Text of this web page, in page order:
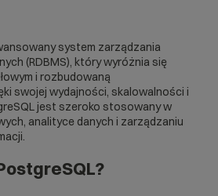
system zarządzania
(RDBMS), który wyróżnia się
i rozbudowaną
swojej wydajności, skalowalności i
jest szeroko stosowany w
analityce danych i zarządzaniu